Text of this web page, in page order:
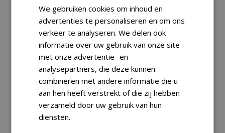
We gebruiken cookies om inhoud en
advertenties te personaliseren en om ons
verkeer te analyseren. We delen ook
informatie over uw gebruik van onze site
met onze advertentie- en
analysepartners, die deze kunnen
combineren met andere informatie die u
aan hen heeft verstrekt of die zij hebben
verzameld door uw gebruik van hun
diensten.